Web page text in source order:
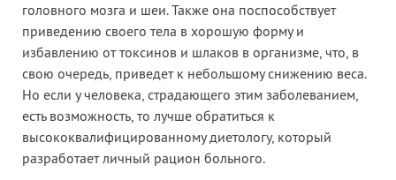
головного мозга и шеи. Также она поспособствует
приведению своего тела в хорошую форму и
избавлению от токсинов и шлаков в организме, что, в
свою очередь, приведет к небольшому снижению веса.
Но если у человека, страдающего этим заболеванием,
есть возможность, то лучше обратиться к
высококвалифицированному диетологу, который
разработает личный рацион больного.